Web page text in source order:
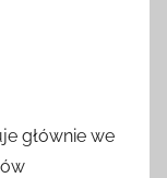
głównie we